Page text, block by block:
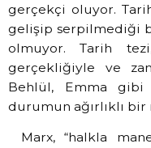
gerçekçi oluyor.
gelişip serpilmediği
olmuyor. Tarih
gerçekliğiyle ve
Behlül, Emma gibi
durumun ağırlıklı bir
Marx, “halkla